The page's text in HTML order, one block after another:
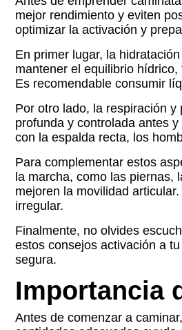
mejor rendimiento y eviten
optimizar la activación y
En primer lugar, la
mantener el equilibrio
Es recomendable consumir
Por otro lado, la respiración
profunda y controlada antes
con la espalda recta, los
Para complementar estos
la marcha, como las
mejoren la movilidad
irregular.
Finalmente, no olvides
estos consejos activación a
segura.
Importancia
Antes de comenzar a